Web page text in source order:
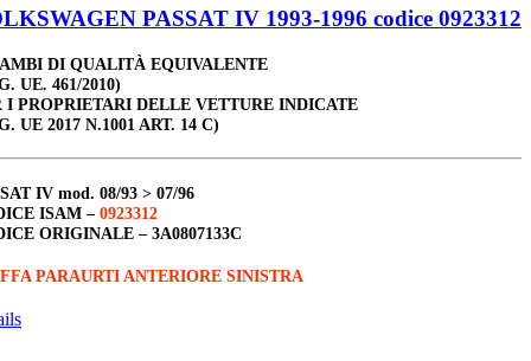
PASSAT IV 1993-1996 codice 0923312
DI QUALITÀ EQUIVALENTE
UE. 461/2010)
I PROPRIETARI DELLE VETTURE INDICATE
UE 2017 N.1001 ART. 14 C)
IV mod. 08/93 > 07/96
ISAM – 0923312
ORIGINALE – 3A0807133C
PARAURTI ANTERIORE SINISTRA